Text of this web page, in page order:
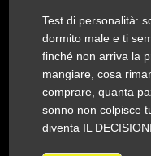
Test di personalità:
dormito male e ti
finché non arriva la
mangiare, cosa
comprare, quanta
sonno non colpisce
diventa IL